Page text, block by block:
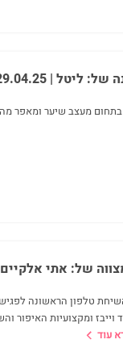
של: ליטל | 29.04.25
של: אתי אלקיים
טלפון הראשונה
וייבז ומקצועיות
עוד